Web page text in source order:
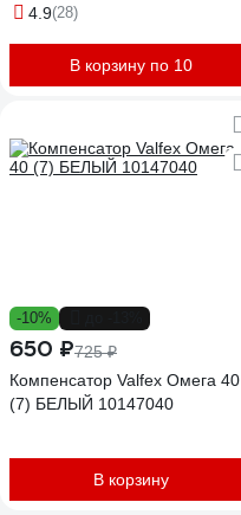
4.9(28)
В корзину по 10
-10%
650 ₽725 ₽
Компенсатор Valfex Омега 40
(7) БЕЛЫЙ 10147040
В корзину